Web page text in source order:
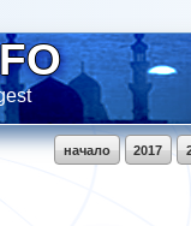
2017
начало